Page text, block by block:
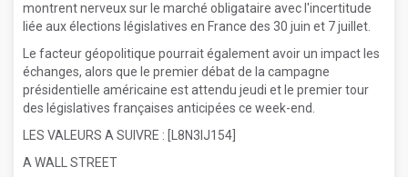
montrent nerveux sur le marché obligataire avec l'incertitude
liée aux élections législatives en France des 30 juin et 7 juillet.
Le facteur géopolitique pourrait également avoir un impact les
échanges, alors que le premier débat de la campagne
présidentielle américaine est attendu jeudi et le premier tour
des législatives françaises anticipées ce week-end.
LES VALEURS A SUIVRE : [L8N3IJ154]
A WALL STREET